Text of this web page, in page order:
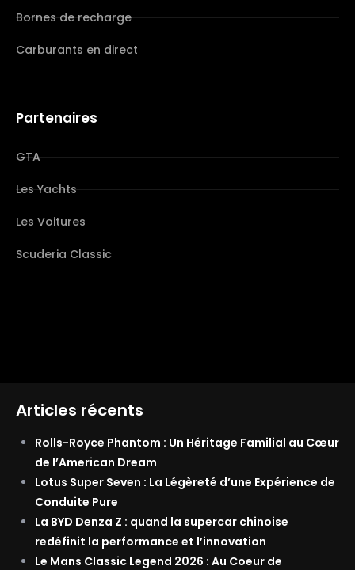
Bornes de recharge
Carburants en direct
Partenaires
GTA
Les Yachts
Les Voitures
Scuderia Classic
Articles récents
Rolls-Royce Phantom : Un Héritage Familial au Cœur
de l’American Dream
Lotus Super Seven : La Légèreté d’une Expérience de
Conduite Pure
La BYD Denza Z : quand la supercar chinoise
redéfinit la performance et l’innovation
Le Mans Classic Legend 2026 : Au Coeur de